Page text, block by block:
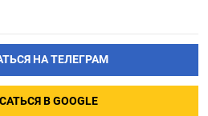
НА ТЕЛЕГРАМ
В GOOGLE